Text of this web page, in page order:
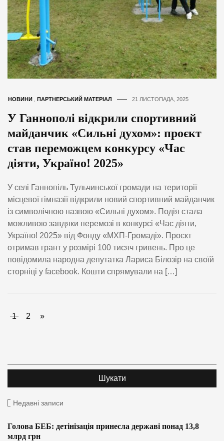
НОВИНИ ПАРТНЕРСЬКИЙ МАТЕРІАЛ 21 ЛИСТОПАДА, 2025
У Ганнополі відкрили спортивний
майданчик «Сильні духом»: проєкт
став переможцем конкурсу «Час
діяти, Україно! 2025»
У селі Ганнопіль Тульчинської громади на території
місцевої гімназії відкрили новий спортивний майданчик
із символічною назвою «Сильні духом». Подія стала
можливою завдяки перемозі в конкурсі «Час діяти,
Україно! 2025» від Фонду «МХП-Громаді». Проєкт
отримав грант у розмірі 100 тисяч гривень. Про це
повідомила народна депутатка Лариса Білозір на своїй
сторніці у facebook. Кошти спрямували на […]
1 2 »
Недавні записи
Голова БЕБ: детінізація принесла державі понад 13,8
млрд грн